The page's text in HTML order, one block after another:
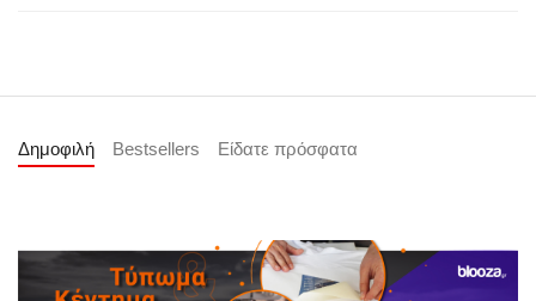
Δημοφιλή Bestsellers Είδατε πρόσφατα